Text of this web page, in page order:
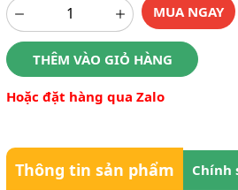
MUA NGAY
THÊM VÀO GIỎ HÀNG
Hoặc đặt hàng qua Zalo
Thông tin sản phẩm Chính